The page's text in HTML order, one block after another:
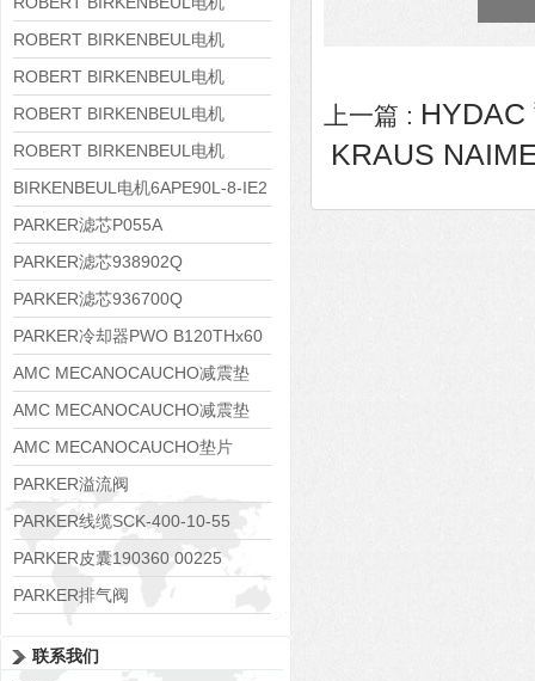
8APE160L-4-IE3
ROBERT BIRKENBEUL电机
8APE112M-6K-IE3
ROBERT BIRKENBEUL电机
8APE100L-2 IE3
ROBERT BIRKENBEUL电机
8APE90S-4 IE3
ROBERT BIRKENBEUL电机
8APE80M-2K-IE3
BIRKENBEUL电机6APE90L-8-IE2
PARKER滤芯P055A
PARKER滤芯938902Q
PARKER滤芯936700Q
PARKER冷却器PWO B120THx60
AMC MECANOCAUCHO减震垫
138552
AMC MECANOCAUCHO减震垫
138551
AMC MECANOCAUCHO垫片
608074
PARKER溢流阀
RE06M35W2N1KWXG087
PARKER线缆SCK-400-10-55
PARKER皮囊190360 00225
PARKER排气阀
联系我们
上一篇 :
KRAUS